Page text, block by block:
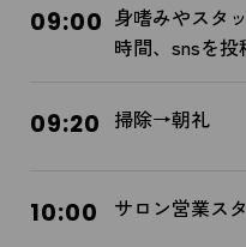
09:00 身嗜みやスタ
時間、snsを投
09:20 掃除→朝礼
10:00 サロン営業ス